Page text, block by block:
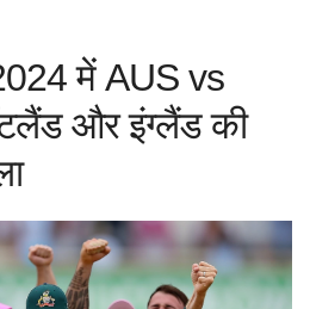
में AUS vs
और इंग्लैंड की